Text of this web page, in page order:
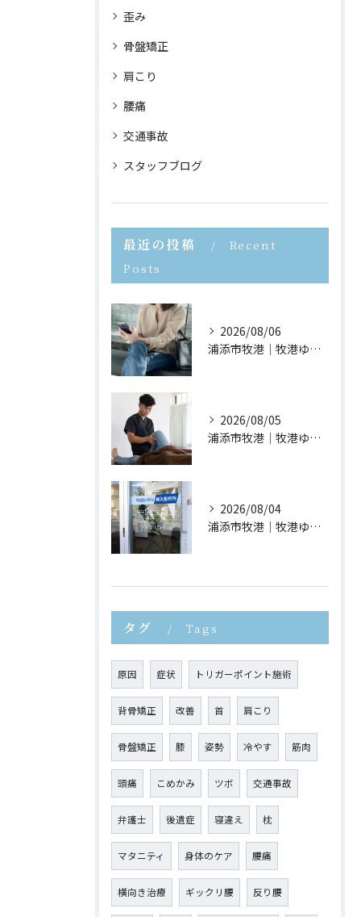
歪み
骨盤矯正
肩こり
腰痛
交通事故
スタッフブログ
最近の投稿
Recent
Posts
2026/08/06
浦添市牧港｜牧港ゆがみ鍼灸整骨院｜スマホ首が身体に与える影響とは？
2026/08/05
浦添市牧港｜牧港ゆがみ鍼灸整骨院｜夏休みに増えるスポーツ障害とは？
2026/08/04
浦添市牧港｜牧港ゆがみ鍼灸整骨院｜長時間座ると腰が痛くなる理由とは？
タグ Tags
原因 症状 トリガーポイント施術
背骨矯正 改善 首 肩こり
骨盤矯正 膝 姿勢 冷やす 筋肉
頭痛 こめかみ ツボ 交通事故
弁護士 後遺症 寝違え 枕
マタニティ 身体のケア 腰痛
横向き治療 ギックリ腰 反り腰